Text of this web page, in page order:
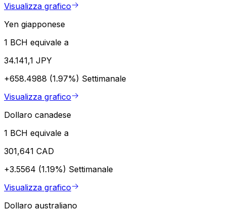
Visualizza grafico
Yen giapponese
1 BCH equivale a
34.141,1 JPY
+658.4988 (1.97%) Settimanale
Visualizza grafico
Dollaro canadese
1 BCH equivale a
301,641 CAD
+3.5564 (1.19%) Settimanale
Visualizza grafico
Dollaro australiano